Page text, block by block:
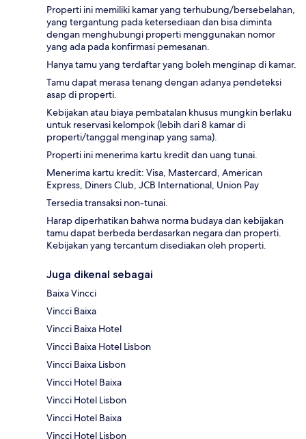
Properti ini memiliki kamar yang terhubung/bersebelahan,
yang tergantung pada ketersediaan dan bisa diminta
dengan menghubungi properti menggunakan nomor
yang ada pada konfirmasi pemesanan.
Hanya tamu yang terdaftar yang boleh menginap di kamar.
Tamu dapat merasa tenang dengan adanya pendeteksi
asap di properti.
Kebijakan atau biaya pembatalan khusus mungkin berlaku
untuk reservasi kelompok (lebih dari 8 kamar di
properti/tanggal menginap yang sama).
Properti ini menerima kartu kredit dan uang tunai.
Menerima kartu kredit: Visa, Mastercard, American
Express, Diners Club, JCB International, Union Pay
Tersedia transaksi non-tunai.
Harap diperhatikan bahwa norma budaya dan kebijakan
tamu dapat berbeda berdasarkan negara dan properti.
Kebijakan yang tercantum disediakan oleh properti.
Juga dikenal sebagai
Baixa Vincci
Vincci Baixa
Vincci Baixa Hotel
Vincci Baixa Hotel Lisbon
Vincci Baixa Lisbon
Vincci Hotel Baixa
Vincci Hotel Lisbon
Vincci Hotel Baixa
Vincci Hotel Lisbon